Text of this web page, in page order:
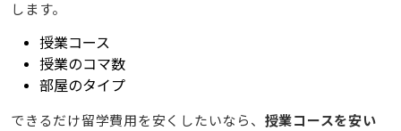
します。
授業コース
授業のコマ数
部屋のタイプ
できるだけ留学費用を安くしたいなら、 授業コースを安い